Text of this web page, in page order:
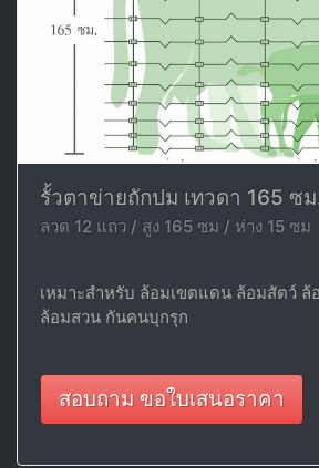
รั้วตาข่ายถักปม เทวดา 165 ซ
ลวด 12 แถว / สูง 165 ซม / ห่าง 15 ซม
เหมาะสำหรับ ล้อมเขตแดน ล้อมสัตว์
ล้อมสวน กันคนบุกรุก
สอบถาม ขอใบเสนอราคา